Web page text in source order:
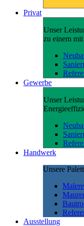
Privat
Unser
zu einem
Gewerbe
Unser
Handwerk
Unsere
Ausstellung